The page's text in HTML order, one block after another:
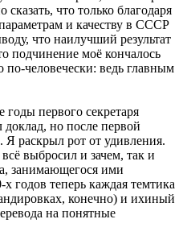
что только благодаря
и качеству в СССР
что наилучший результат
подчинение моё кончалось
по-человечески: ведь главным
первого секретаря
но после первой
Я раскрыл рот от удивления.
выбросил и зачем, так и
занимающегося ими
годов теперь каждая темтика
конечно) и ихиный
на понятные